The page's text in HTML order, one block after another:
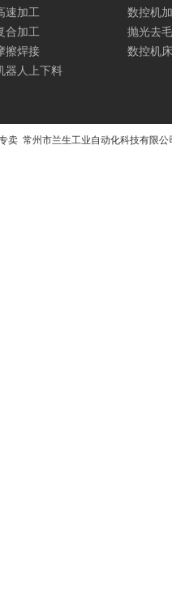
速加工
合加工
擦焊接
器人上下料
数控机
抛光去
数控机
卖 常州市兰生工业自动化科技有限